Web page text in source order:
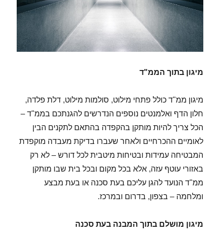
מיגון בתוך הממ"ד
מיגון ממ"ד כולל פתחי מילוט, סולמות מילוט, דלת פלדה,
חלון הדף ואלמנטים נוספים הנדרשים להגנתכם בממ"ד –
הכל צריך להיות מותקן בהקפדה בהתאם לתקנים הבין
לאומיים ההכרחיים ולאחר שעברו בדיקת מעבדה מוקפדת
המבטיחה עמידות ​ובטיחות מיטבית לכל דורש – לא רק
באזורי עוטף עזה, אלא בכל מקום ובכל בית שבו מותקן
ממ"ד הנועד להגן עליכם בעת סכנה או בעת מבצע
ומלחמה – בצפון, בדרום ובמרכז.
מיגון מושלם בתוך המבנה בעת סכנה